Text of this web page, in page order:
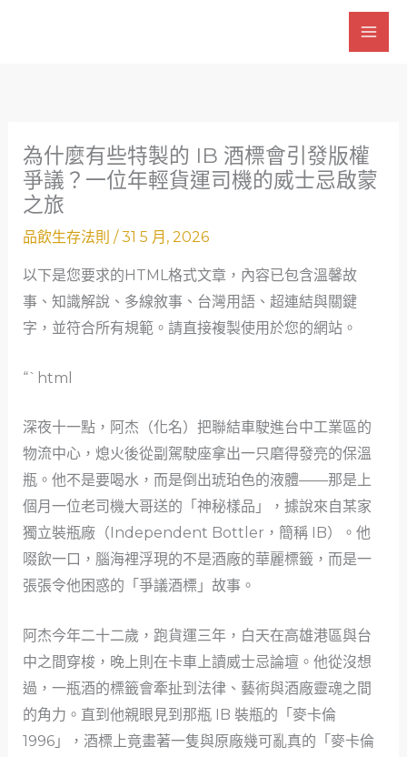
為什麼有些特製的 IB 酒標會引發版權
爭議？一位年輕貨運司機的威士忌啟蒙
之旅
品飲生存法則 /31 5 月, 2026
以下是您要求的HTML格式文章，內容已包含溫馨故
事、知識解說、多線敘事、台灣用語、超連結與關鍵
字，並符合所有規範。請直接複製使用於您的網站。
“`html
深夜十一點，阿杰（化名）把聯結車駛進台中工業區的
物流中心，熄火後從副駕駛座拿出一只磨得發亮的保溫
瓶。他不是要喝水，而是倒出琥珀色的液體——那是上
個月一位老司機大哥送的「神秘樣品」，據說來自某家
獨立裝瓶廠（Independent Bottler，簡稱 IB）。他
啜飲一口，腦海裡浮現的不是酒廠的華麗標籤，而是一
張張令他困惑的「爭議酒標」故事。
阿杰今年二十二歲，跑貨運三年，白天在高雄港區與台
中之間穿梭，晚上則在卡車上讀威士忌論壇。他從沒想
過，一瓶酒的標籤會牽扯到法律、藝術與酒廠靈魂之間
的角力。直到他親眼見到那瓶 IB 裝瓶的「麥卡倫
1996」，酒標上竟畫著一隻與原廠幾可亂真的「麥卡倫